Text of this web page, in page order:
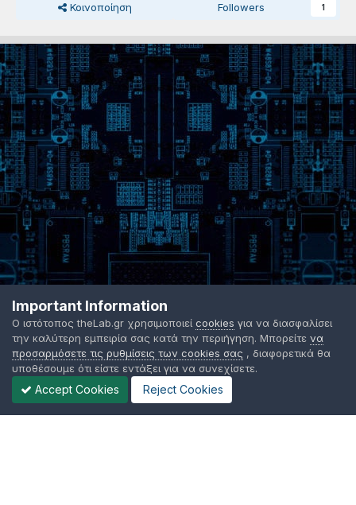
Κοινοποίηση Followers 1
Important Information
Ο ιστότοπος theLab.gr χρησιμοποιεί cookies για να διασφαλίσει
την καλύτερη εμπειρία σας κατά την περιήγηση. Μπορείτε να
προσαρμόσετε τις ρυθμίσεις των cookies σας , διαφορετικά θα
υποθέσουμε ότι είστε εντάξει για να συνεχίσετε.
Accept Cookies Reject Cookies